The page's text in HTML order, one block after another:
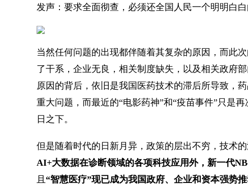
发声：要求全面彻查，必须还全国人民一个明明白白
当然任何问题的出现都伴随着其复杂的原因，而此
了干系，企业无良，相关制度缺失，以及相关政府
原因的背后，依旧是我国医药技术的滞后所导致，
重大问题，而最近的“电影药神”和“疫苗事件”只是
日之下。
但是随着时代的日新月异，政策的层出不穷，技术
AI+大数据在诊断领域的各项科技应用外，新一代
且 “智慧医疗”现已成为我国政府、企业和资本强势推